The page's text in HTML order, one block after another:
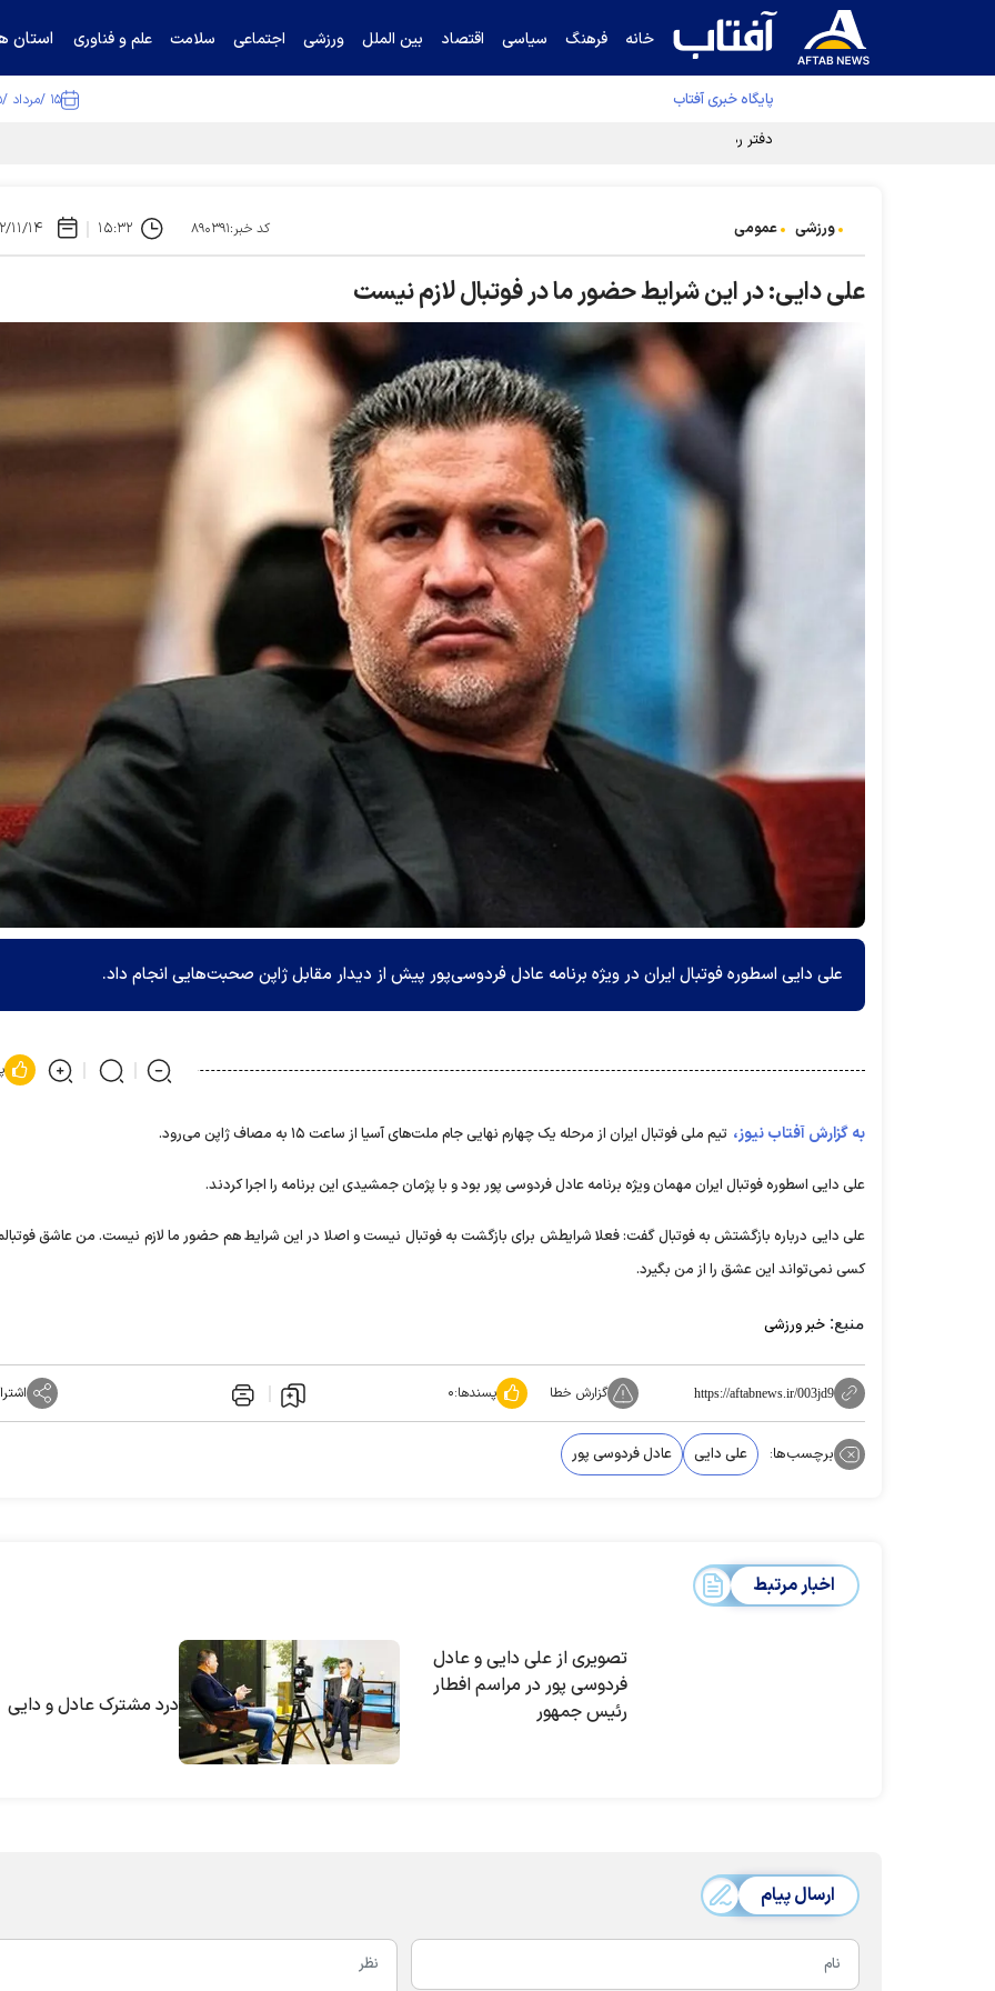
خانه فرهنگ سیاسی اقتصاد بین الملل ورزشی اجتماعی سلامت علم و فناوری استان
پایگاه خبری آفتاب ۱۵ /مرداد /۱۴۰۵
دفتر رهبر انقلاب ادعای خرازی درباره پزشکیان را تکذیب کرد
ورزشی عمومی کد خبر:۸۹۰۳۹۱ ۱۵:۳۲ ۱۴۰۲/
علی دایی: در این شرایط حضور ما در فوتبال لازم نیست
علی دایی اسطوره فوتبال ایران در ویژه برنامه عادل فردوسی‌پور پیش از دیدار مقابل ژاپن صحبت‌هایی انجام داد.
به گزارش آفتاب نیوز، تیم ملی فوتبال ایران از مرحله یک چهارم نهایی جام ملت‌های آسیا از ساعت ۱۵ به مصاف ژاپن می‌رود.
علی دایی اسطوره فوتبال ایران مهمان ویژه برنامه عادل فردوسی پور بود و با پژمان جمشیدی این برنامه را اجرا کردند.
علی دایی درباره بازگشتش به فوتبال گفت: فعلا شرایطش برای بازگشت به فوتبال نیست و اصلا در این شرایط هم حضور ما لازم نیست. من عاشق
کسی نمی‌تواند این عشق را از من بگیرد.
منبع: خبر ورزشی
https://aftabnews.ir/003jd9 گزارش خطا پسندها:۰
برچسب‌ها: علی دایی عادل فردوسی پور
اخبار مرتبط
تصویری از علی دایی و عادل
فردوسی پور در مراسم افطار
رئیس جمهور
درد مشترک عادل و دایی
ارسال پیام